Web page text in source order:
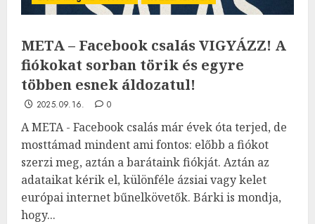
META – Facebook csalás VIGYÁZZ! A
fiókokat sorban törik és egyre
többen esnek áldozatul!
2025.09.16. 0
A META - Facebook csalás már évek óta terjed, de
mosttámad mindent ami fontos: előbb a fiókot
szerzi meg, aztán a barátaink fiókját. Aztán az
adataikat kérik el, különféle ázsiai vagy kelet
európai internet bűnelkövetők. Bárki is mondja,
hogy...